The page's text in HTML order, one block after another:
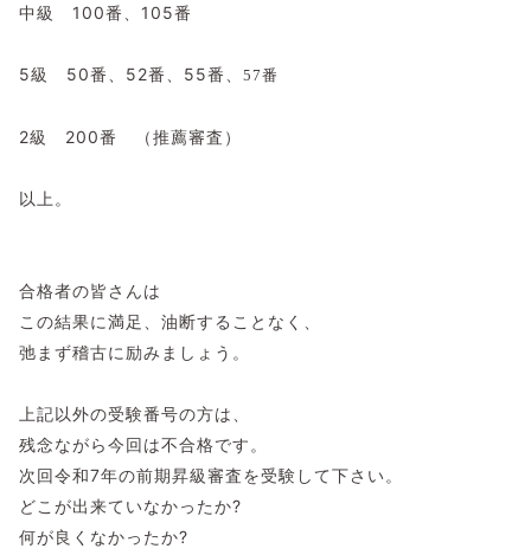
中級 100番、105番
5級 50番、52番、55番、 57番
2級 200番 （推薦審査）
以上。
合格者の皆さんは
この結果に満足、油断することなく、
弛まず稽古に励みましょう。
上記以外の受験番号の方は、
残念ながら今回は不合格です。
次回令和7年の前期昇級審査を受験して下さい。
どこが出来ていなかったか?
何が良くなかったか?